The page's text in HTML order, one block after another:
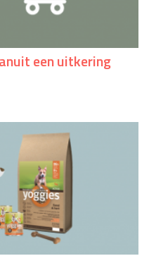
een uitkering